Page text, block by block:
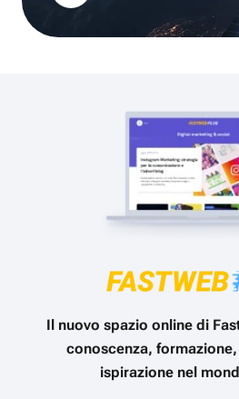
Il nuovo spazio online di
conoscenza,
ispirazione nel